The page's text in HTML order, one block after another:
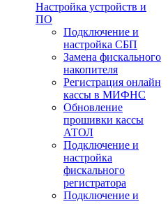
Настройка устройств и
ПО
Подключение и
настройка СБП
Замена фискального
накопителя
Регистрация онлайн
кассы в МИФНС
Обновление
прошивки кассы
АТОЛ
Подключение и
настройка
фискального
регистратора
Подключение и